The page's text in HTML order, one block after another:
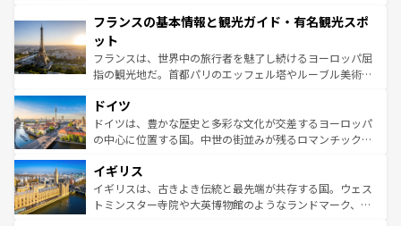
ませてくれるイタリアで、忘れられない旅をしてみよう！
なお、新着のイタリア情報は
しい。
文化が根付くこの国では、情熱的なフラメンコ、熱気あふ
れる闘牛、そして美味しいタパスが生活の一部となってい
る。首都マドリードの洗練された雰囲気や、バルセロナの
アートに溢れた街角から、地方では古代ローマ遺跡や中世
せる。地方によって風土や気候が異なるスペインはその個
性で訪れる人を魅了する。 なお、新着のスペイン情報は コ
ンテンツ一覧を参照してほしい。
フランスの基本情報と観光ガイド・有名観光スポ
ット
フランスは、世界中の旅行者を魅了し続けるヨーロッパ屈
指の観光地だ。首都パリのエッフェル塔やルーブル美術館
で、幅広い魅力が詰まっている。華麗な宮殿、歴史的な大
聖堂、美しいビーチ、そして豊かな自然が、訪れる者を心
から魅了する。また、フランスは美食の国としても知ら
いる。シャンパンの発祥地であるランス、プロヴァンスの
香り高いラベンダー畑など、多彩な楽しみ方が可能だ。さ
らに、パリ以外の地域にも魅力が溢れており、どの街角に
ドイツ
ドイツは、豊かな歴史と多彩な文化が交差するヨーロッパ
の中心に位置する国。中世の街並みが残るロマンチック街
顔を持つこの国は、どこを歩いても飽きることがない。ベ
ルリンの文化的活気、バイエルン州のアルプスの絶景、そ
してライン川沿いのワイン畑といった風景は必見。ビール
イギリス
イギリスは、古きよき伝統と最先端が共存する国。ウェス
トミンスター寺院や大英博物館のようなランドマーク、歴